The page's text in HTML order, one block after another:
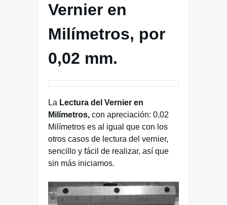
Vernier en
Milímetros, por
0,02 mm.
La Lectura del Vernier en
Milímetros, con apreciación: 0,02
Milímetros es al igual que con los
otros casos de lectura del vernier,
sencillo y fácil de realizar, así que
sin más iniciamos.